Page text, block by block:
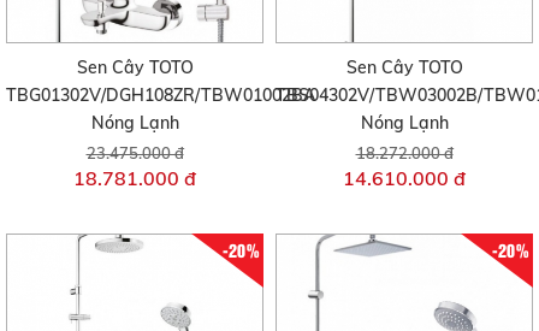
Sen Cây TOTO
TBG01302V/DGH108ZR/TBW01002BA
Nóng Lạnh
23.475.000 đ
18.781.000 đ
Sen Cây TOTO
TBS04302V/TBW03002B/
Nóng Lạnh
18.272.000 đ
14.610.000 đ
-20% -20%